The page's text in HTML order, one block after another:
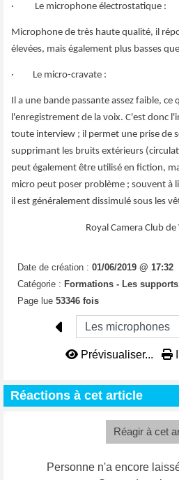
· Le microphone électrostatique :
Microphone de très haute qualité, il
élevées, mais également plus basses
· Le micro-cravate :
Il a une bande passante assez faible,
l'enregistrement de la voix. C'est donc
toute interview ; il permet une prise de
supprimant les bruits extérieurs
peut également être utilisé en fiction,
micro peut poser problème ; souvent à
il est généralement dissimulé sous les
Royal Camera Club
Date de création : 01/06/2019 @ 17:32
Catégorie : Formations - Les
Page lue 53346 fois
Prévisualiser...
Réactions à cet article
Réagir à cet
Personne n'a encore